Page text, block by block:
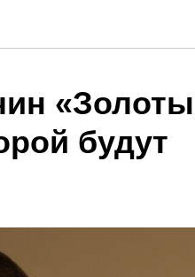
будут